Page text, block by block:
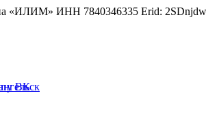
«ИЛИМ» ИНН 7840346335 Erid: